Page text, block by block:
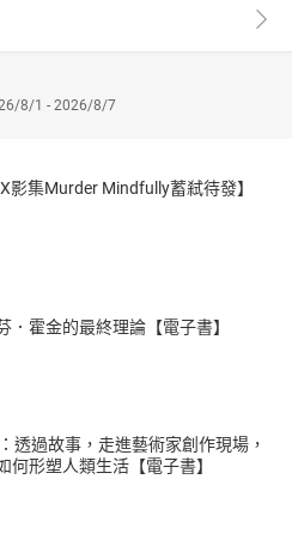
8/1 - 2026/8/7
影集Murder Mindfully蓄弒待發】
．霍金的最終理論【電子書】
透過故事，走進藝術家創作現場，
何形塑人類生活【電子書】